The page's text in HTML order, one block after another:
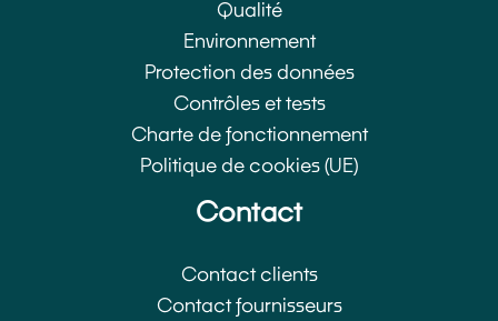
Qualité
Environnement
Protection des données
Contrôles et tests
Charte de fonctionnement
Politique de cookies (UE)
Contact
Contact clients
Contact fournisseurs